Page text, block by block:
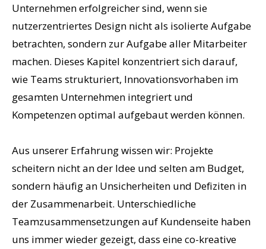
Unternehmen erfolgreicher sind, wenn sie
nutzerzentriertes Design nicht als isolierte Aufgabe
betrachten, sondern zur Aufgabe aller Mitarbeiter
machen. Dieses Kapitel konzentriert sich darauf,
wie Teams strukturiert, Innovationsvorhaben im
gesamten Unternehmen integriert und
Kompetenzen optimal aufgebaut werden können.
Aus unserer Erfahrung wissen wir: Projekte
scheitern nicht an der Idee und selten am Budget,
sondern häufig an Unsicherheiten und Defiziten in
der Zusammenarbeit. Unterschiedliche
Teamzusammensetzungen auf Kundenseite haben
uns immer wieder gezeigt, dass eine co-kreative